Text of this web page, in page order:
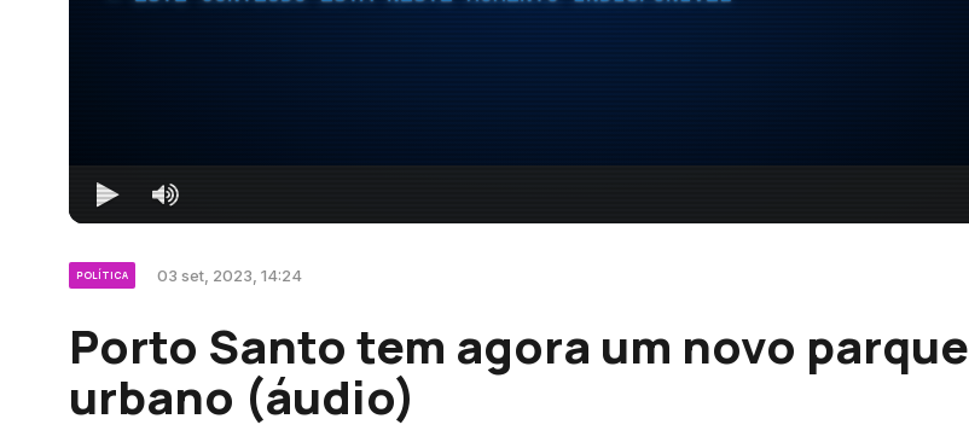
POLÍTICA 03 set, 2023, 14:24
Porto Santo tem agora um novo parque
urbano (áudio)